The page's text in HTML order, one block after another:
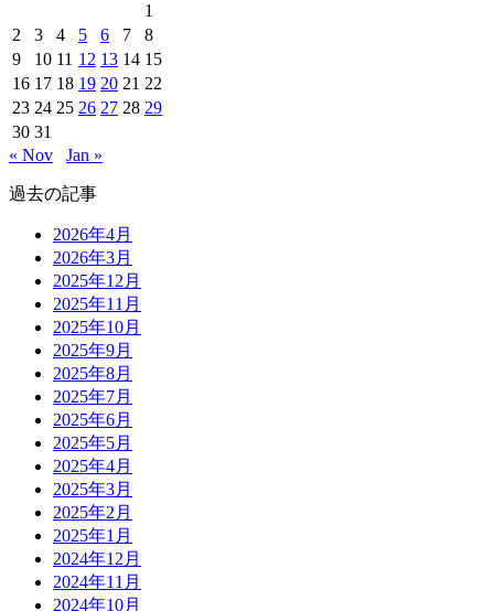
1
2
3 4 5 6 7
8
9
10 11 12 13 14 15
16 17 18 19 20 21 22
23 24 25 26 27 28 29
30 31
« Nov
Jan »
過去の記事
2026年4月
2026年3月
2025年12月
2025年11月
2025年10月
2025年9月
2025年8月
2025年7月
2025年6月
2025年5月
2025年4月
2025年3月
2025年2月
2025年1月
2024年12月
2024年11月
2024年10月